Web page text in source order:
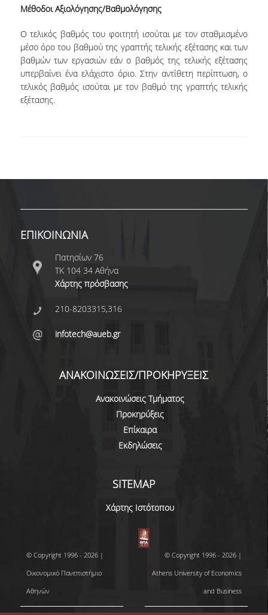
ΕΡΕΥΝΗΤΙΚΕΣ ΟΜΑΔΕΣ
ΕΡΕΥΝΗΤΙΚΑ ΕΡΓΑ
ΜΕΤΑΔΙΔΑΚΤΟΡΙΚΗ ΕΡΕΥΝΑ
ΝΕΑ
ΑΝΑΚΟΙΝΩΣΕΙΣ
ΝΕΑ ΑΠΟ ΤΟΝ ΚΟΣΜΟ ΤΗΣ ΕΡΕΥΝΑΣ
ΣΗΜΑΝΤΙΚΕΣ ΔΙΑΚΡΙΣΕΙΣ
ΠΡΟΚΗΡΥΞΕΙΣ ΑΠΟΚΤΗΣΗΣ
ΕΠΙΚΟΙΝΩΝΙΑ
Μέθοδοι Αξιολόγησης/Βαθμολόγησης
Ο τελικός βαθμός του φοιτητή ισούται με τον σταθμισμένο
μέσο όρο του βαθμού της γραπτής τελικής εξέτασης και των
βαθμών των εργασιών εάν ο βαθμός της τελικής εξέτασης
υπερβαίνει ένα ελάχιστο όριο. Στην αντίθετη περίπτωση, ο
τελικός βαθμός ισούται με τον βαθμό της γραπτής τελικής
εξέτασης.
ΕΠΙΚΟΙΝΩΝΙΑ
Πατησίων 76
ΤΚ 104 34 Αθήνα
Χάρτης πρόσβασης
210-8203315,316
infotech@aueb.gr
ΑΝΑΚΟΙΝΩΣΕΙΣ/ΠΡΟΚΗΡΥΞΕΙΣ
Ανακοινώσεις Τμήματος
Προκηρύξεις
Επίκαιρα
Εκδηλώσεις
SITEMAP
Χάρτης Ιστότοπου
© Copyright 1996 - 2026 |
Οικονομικό Πανεπιστήμιο
Αθηνών
© Copyright 1996 - 2026 |
Athens University of Economics
and Business